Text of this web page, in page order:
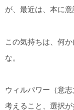
が、最近は、本に意
この気持ちは、何
な。
ウィルパワー（意
考えること、選択